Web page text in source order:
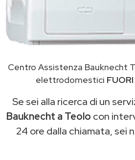
Centro Assistenza Bauknecht
elettrodomestici
Se sei alla ricerca di un
Bauknecht a Teolo con
24 ore dalla chiamata, sei